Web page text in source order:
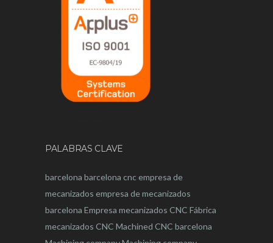
PALABRAS CLAVE
barcelona barcelona cncempresa de
mecanizados empresa de mecanizados
barcelona Empresa mecanizados CNC Fábrica
mecanizados CNC Machined CNC barcelona